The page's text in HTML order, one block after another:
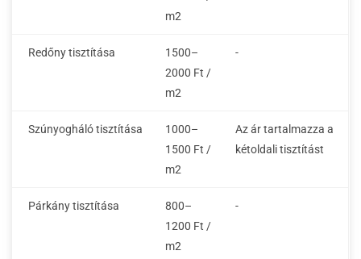
m2
Redőny tisztítása
1500–
2000 Ft /
m2
-
Szúnyogháló tisztítása
1000–
1500 Ft /
m2
Az ár tartalmazza a
kétoldali tisztítást
Párkány tisztítása
800–
1200 Ft /
m2
-